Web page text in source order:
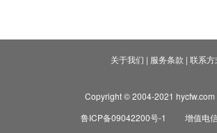
关于我们 | 服务条款 | 联系方
Copyright © 2004-2021
鲁ICP备09042200号-1
增值电